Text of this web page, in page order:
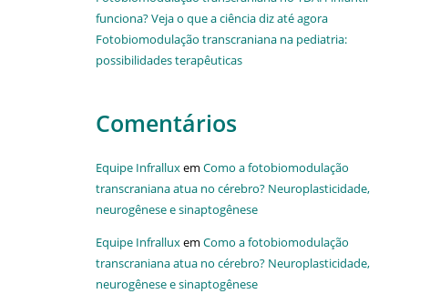
funciona? Veja o que a ciência diz até agora
Fotobiomodulação transcraniana na pediatria:
possibilidades terapêuticas
Comentários
Equipe Infralluxem Como a fotobiomodulação
transcraniana atua no cérebro? Neuroplasticidade,
neurogênese e sinaptogênese
Equipe Infralluxem Como a fotobiomodulação
transcraniana atua no cérebro? Neuroplasticidade,
neurogênese e sinaptogênese